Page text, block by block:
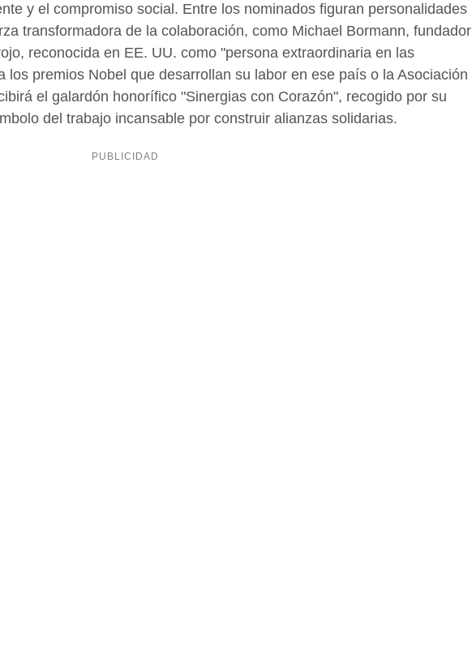
y el compromiso social. Entre los nominados figuran personalidades
transformadora de la colaboración, como Michael Bormann, fundador
reconocida en EE. UU. como "persona extraordinaria en las
los premios Nobel que desarrollan su labor en ese país o la Asociación
el galardón honorífico "Sinergias con Corazón", recogido por su
del trabajo incansable por construir alianzas solidarias.